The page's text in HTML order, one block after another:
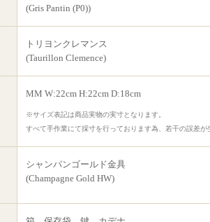
(Gris Pantin (P0))
トリヨンクレマンス
(Taurillon Clemence)
MM W:22cm H:22cm D:18cm
※サイズ表記は商品実物の実寸となります。
すべて手作業にて採寸を行っております為、若干の誤差
シャンパンゴールド金具
(Champagne Gold HW)